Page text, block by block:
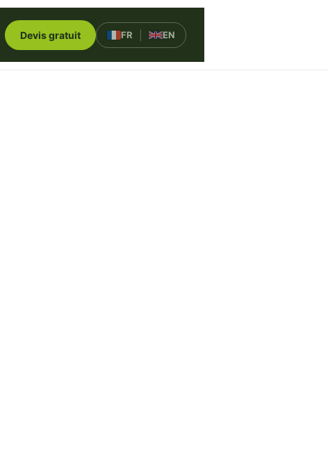
Devis gratuit FR EN